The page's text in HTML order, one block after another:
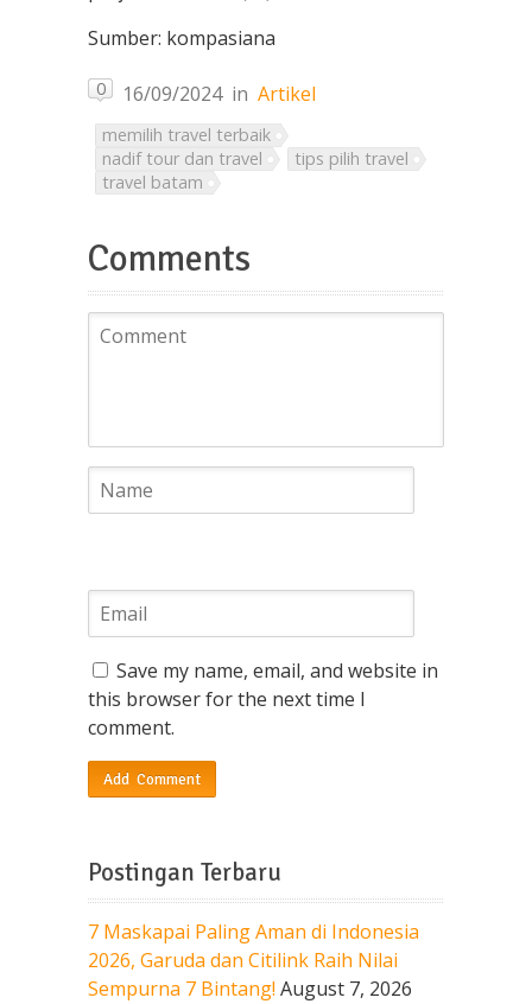
Sumber: kompasiana
0 16/09/2024in Artikel
memilih travel terbaik
nadif tour dan travel
tips pilih travel
travel batam
Comments
Save my name, email, and website in
this browser for the next time I
comment.
Postingan Terbaru
7 Maskapai Paling Aman di Indonesia
2026, Garuda dan Citilink Raih Nilai
Sempurna 7 Bintang! August 7, 2026